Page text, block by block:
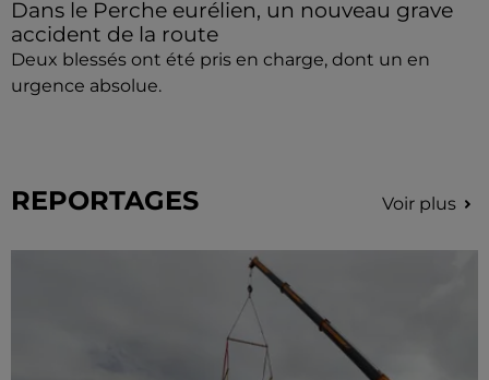
Dans le Perche eurélien, un nouveau grave
accident de la route
Deux blessés ont été pris en charge, dont un en
urgence absolue.
REPORTAGES Voir plus